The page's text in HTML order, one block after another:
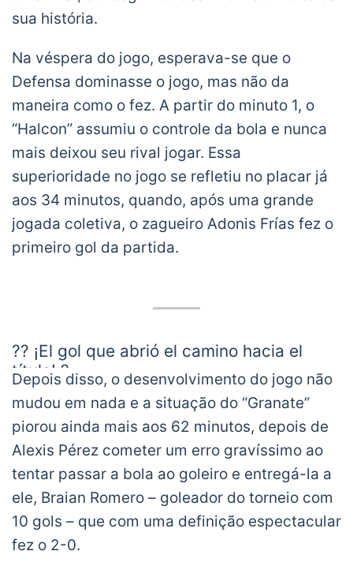
sua história.
Na véspera do jogo, esperava-se que o
Defensa dominasse o jogo, mas não da
maneira como o fez. A partir do minuto 1, o
“Halcon” assumiu o controle da bola e nunca
mais deixou seu rival jogar. Essa
superioridade no jogo se refletiu no placar já
aos 34 minutos, quando, após uma grande
jogada coletiva, o zagueiro Adonis Frías fez o
primeiro gol da partida.
?? ¡El gol que abrió el camino hacia el
título! ?
⚽️?? Adonis Frías marcó el primer tanto
del 3⃣-0⃣ de
@ClubDefensayJus sobre
@clublanus en la gran Final de la
CONMEBOL
#Sudamericana.#LaGranConquista
pic.twitter.com/xxOMrzAiWa
— CONMEBOL Sudamericana
(@Sudamericana)
Depois disso, o desenvolvimento do jogo não
mudou em nada e a situação do “Granate”
piorou ainda mais aos 62 minutos, depois de
Alexis Pérez cometer um erro gravíssimo ao
tentar passar a bola ao goleiro e entregá-la a
ele, Braian Romero – goleador do torneio com
10 gols – que com uma definição espectacular
fez o 2-0.